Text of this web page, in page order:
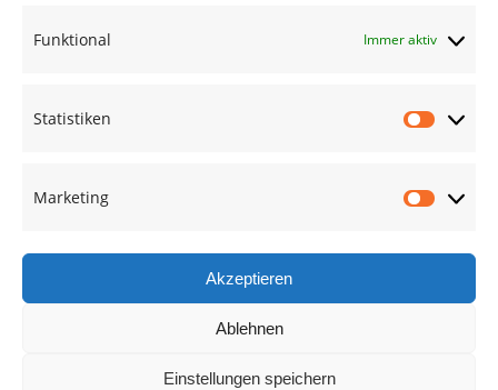
Funktional Immer aktiv
Statistiken
Marketing
Akzeptieren
Ablehnen
Einstellungen speichern
Mitglied werden
Kreisverband Meißen